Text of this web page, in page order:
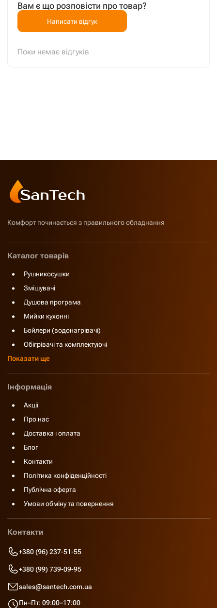
Вам є що розповісти про товар?
Написати відгук
Поки немає відгуків
Комфорт починається з правильного обладнання
Каталог товарів
Рушникосушки
Змішувачі
Душова програма
Мийки кухонні
Бойлери (водонагрівачі)
Обігрівачі та комплектуючі
Показати ще
Інформація
Акції
Про нас
Доставка і оплата
Блог
Контакти
Політика конфіденційності
Публічна оферта
Умови обміну та повернення
Контакти
+380 (96) 237-51-55
+380 (99) 739-09-95
sales@santech.com.ua
Пн–Пт: 09:00–17:00